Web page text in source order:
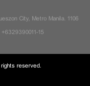
City, Metro Manila. 1106
15
reserved.